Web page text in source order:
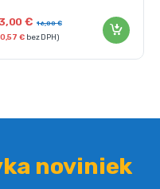
€ 16,00€
€bez DPH)
noviniek